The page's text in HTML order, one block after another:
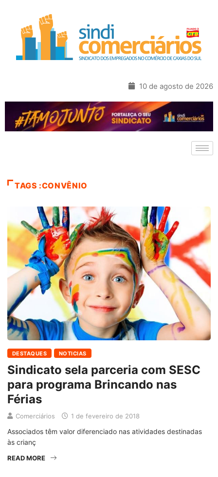
10 de agosto de 2026
TAGS :CONVÊNIO
DESTAQUES NOTICIAS
Sindicato sela parceria com SESC
para programa Brincando nas
Férias
Comerciários 1 de fevereiro de 2018
Associados têm valor diferenciado nas atividades destinadas
às crianç
READ MORE